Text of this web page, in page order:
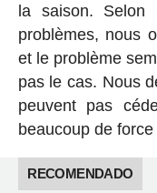
la saison.
problèmes, nous
et le problème
pas le cas. Nous
peuvent pas
beaucoup de
RECOMENDADO